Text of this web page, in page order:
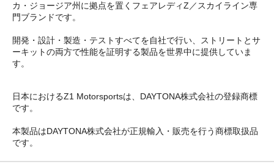
カ・ジョージア州に拠点を置くフェアレディZ／スカイライン専
門ブランドです。
開発・設計・製造・テストすべてを自社で行い、ストリートとサ
ーキットの両方で性能を証明する製品を世界中に提供していま
す。
日本におけるZ1 Motorsportsは、DAYTONA株式会社の登録商標
です。
本製品はDAYTONA株式会社が正規輸入・販売を行う商標取扱品
です。